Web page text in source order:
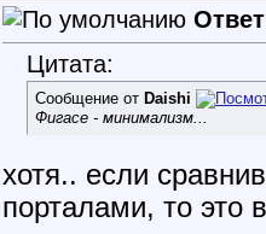
Цитата:
Сообщение от Daishi
Фигасе - минимализм...
хотя.. если
порталами, то